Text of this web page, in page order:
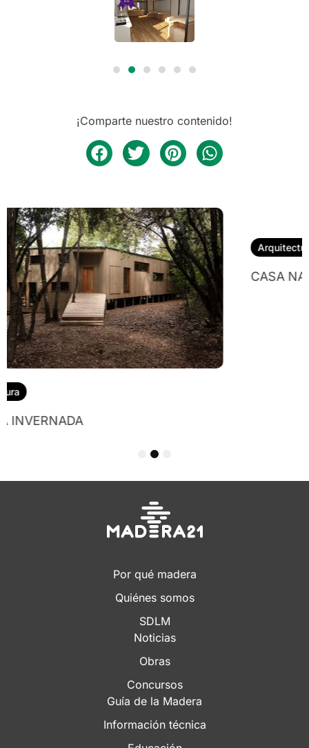
¡Comparte nuestro contenido!
Arquitectura
CASA NALA
Por qué madera
Quiénes somos
SDLM
Noticias
Obras
Concursos
Guía de la Madera
Información técnica